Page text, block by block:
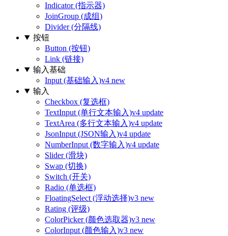
Indicator (指示器)
JoinGroup (成组)
Divider (分隔线)
按钮
Button (按钮)
Link (链接)
输入基础
Input (基础输入)v4 new
输入
Checkbox (复选框)
TextInput (单行文本输入)v4 update
TextArea (多行文本输入)v4 update
JsonInput (JSON输入)v4 update
NumberInput (数字输入)v4 update
Slider (滑块)
Swap (切换)
Switch (开关)
Radio (单选框)
FloatingSelect (浮动选择)v3 new
Rating (评级)
ColorPicker (颜色选取器)v3 new
ColorInput (颜色输入)v3 new